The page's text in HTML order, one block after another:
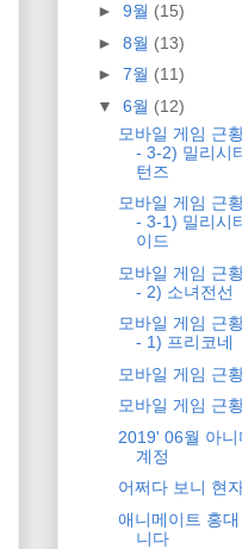
► 9월 (15)
► 8월 (13)
► 7월 (11)
▼ 6월 (12)
모바일 게임 근
- 3-2) 밀리시
턴즈
모바일 게임 근
- 3-1) 밀리시
이드
모바일 게임 근
- 2) 소녀전선
모바일 게임 근
- 1) 프리코네
모바일 게임 근
모바일 게임 근
2019' 06월 아
계정
어쩌다 보니 현
애니메이트 홍
니다